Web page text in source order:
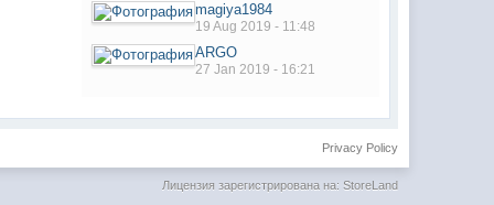
magiya1984
19 Aug 2019 - 11:48
ARGO
27 Jan 2019 - 16:21
Privacy Policy
Лицензия зарегистрирована на: StoreLand